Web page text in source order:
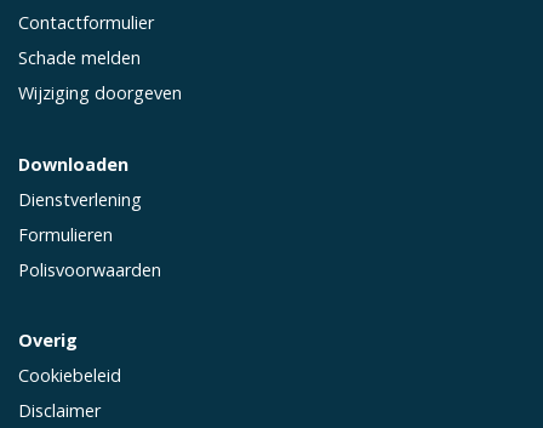
Contactformulier
Schade melden
Wijziging doorgeven
Downloaden
Dienstverlening
Formulieren
Polisvoorwaarden
Overig
Cookiebeleid
Disclaimer